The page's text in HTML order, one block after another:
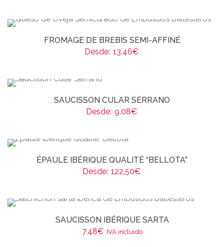
FROMAGE DE BREBIS SEMI-AFFINÉ
Desde: 13,46€
SAUCISSON CULAR SERRANO
Desde: 9,08€
ÉPAULE IBÉRIQUE QUALITÉ “BELLOTA”
Desde: 122,50€
SAUCISSON IBÉRIQUE SARTA
7,48€ IVA incluido